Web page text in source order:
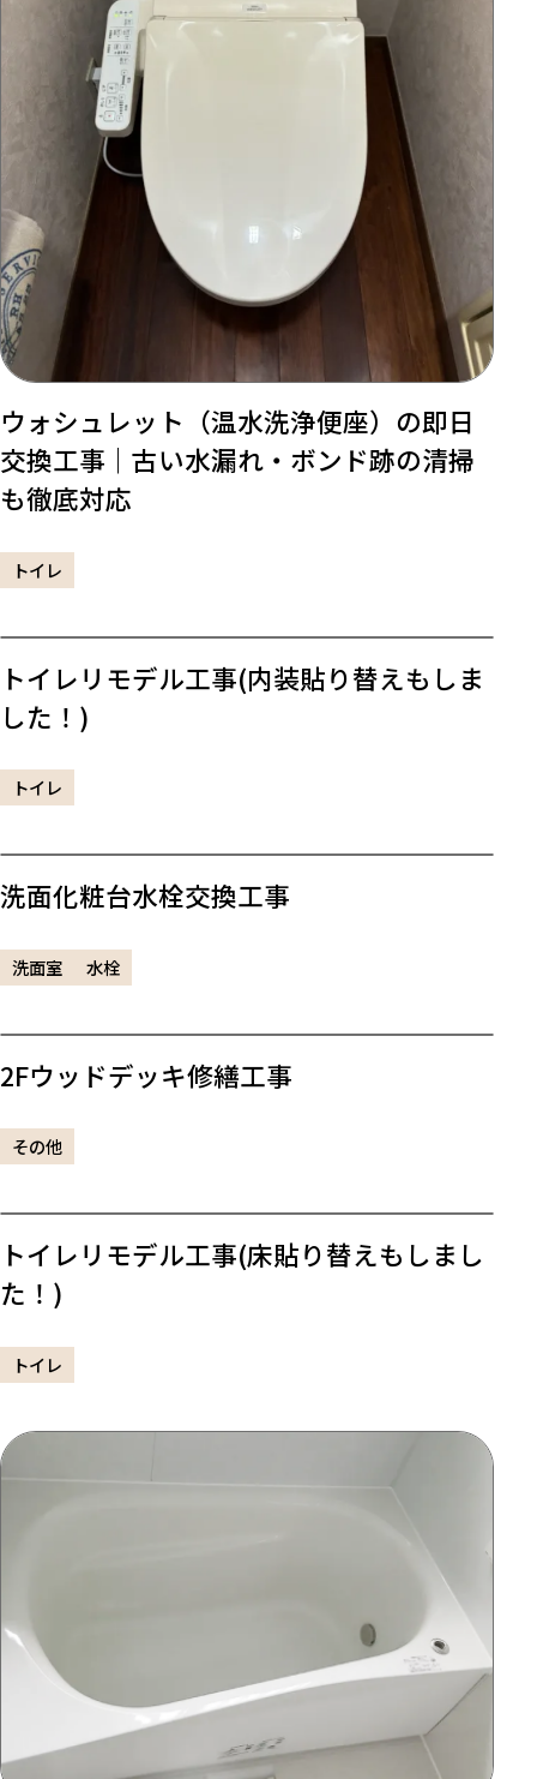
ウォシュレット（温水洗浄便座）の即日
交換工事｜古い水漏れ・ボンド跡の清掃
も徹底対応
トイレ
トイレリモデル工事(内装貼り替えもしま
した！)
トイレ
洗面化粧台水栓交換工事
洗面室 水栓
2Fウッドデッキ修繕工事
その他
トイレリモデル工事(床貼り替えもしまし
た！)
トイレ